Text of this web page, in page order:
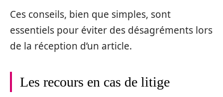
Ces conseils, bien que simples, sont
essentiels pour éviter des désagréments lors
de la réception d’un article.
Les recours en cas de litige